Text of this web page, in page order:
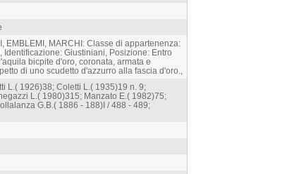
EMBLEMI, MARCHI: Classe di appartenenza:
Giustiniani, Posizione: Entro
bicpite d'oro, coronata, armata e
di uno scudetto d'azzurro alla fascia d'oro.,
L.( 1926)38; Coletti L.( 1935)19 n. 9;
L.( 1980)315; Manzato E.( 1982)75;
G.B.( 1886 - 188)I / 488 - 489;